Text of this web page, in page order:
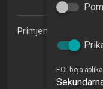
Primjena
Studijski
FOI boja